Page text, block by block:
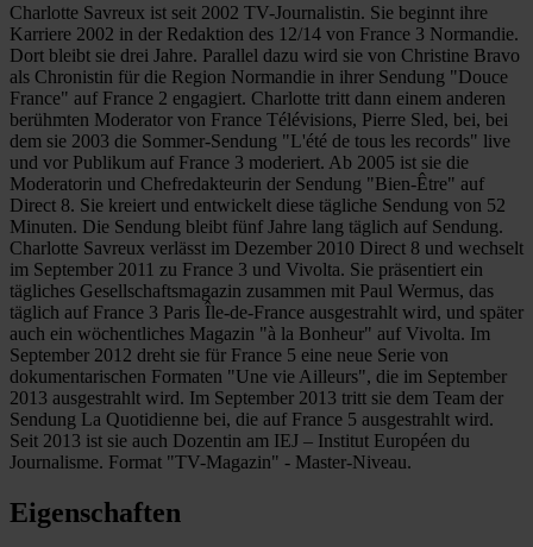
Charlotte Savreux ist seit 2002 TV-Journalistin. Sie beginnt ihre
Karriere 2002 in der Redaktion des 12/14 von France 3 Normandie.
Dort bleibt sie drei Jahre. Parallel dazu wird sie von Christine Bravo
als Chronistin für die Region Normandie in ihrer Sendung "Douce
France" auf France 2 engagiert. Charlotte tritt dann einem anderen
berühmten Moderator von France Télévisions, Pierre Sled, bei, bei
dem sie 2003 die Sommer-Sendung "L'été de tous les records" live
und vor Publikum auf France 3 moderiert. Ab 2005 ist sie die
Moderatorin und Chefredakteurin der Sendung "Bien-Être" auf
Direct 8. Sie kreiert und entwickelt diese tägliche Sendung von 52
Minuten. Die Sendung bleibt fünf Jahre lang täglich auf Sendung.
Charlotte Savreux verlässt im Dezember 2010 Direct 8 und wechselt
im September 2011 zu France 3 und Vivolta. Sie präsentiert ein
tägliches Gesellschaftsmagazin zusammen mit Paul Wermus, das
täglich auf France 3 Paris Île-de-France ausgestrahlt wird, und später
auch ein wöchentliches Magazin "à la Bonheur" auf Vivolta. Im
September 2012 dreht sie für France 5 eine neue Serie von
dokumentarischen Formaten "Une vie Ailleurs", die im September
2013 ausgestrahlt wird. Im September 2013 tritt sie dem Team der
Sendung La Quotidienne bei, die auf France 5 ausgestrahlt wird.
Seit 2013 ist sie auch Dozentin am IEJ – Institut Européen du
Journalisme. Format "TV-Magazin" - Master-Niveau.
Eigenschaften